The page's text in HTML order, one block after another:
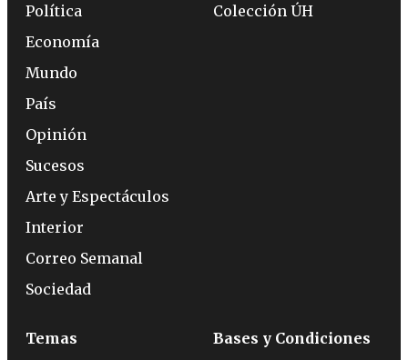
Política
Economía
Mundo
País
Opinión
Sucesos
Arte y Espectáculos
Interior
Correo Semanal
Sociedad
Colección ÚH
Temas
Bases y Condiciones